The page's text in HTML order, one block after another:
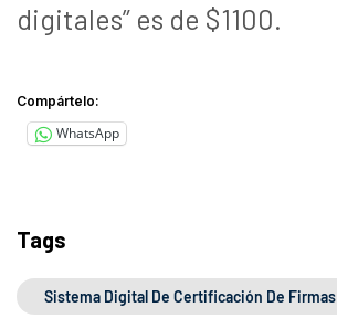
digitales” es de $1100.
Compártelo:
WhatsApp
Tags
Sistema Digital De Certificación De Firmas